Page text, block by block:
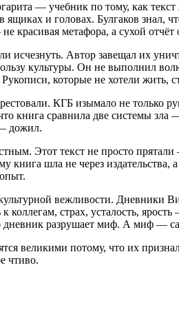
— учебник по тому, как
и головах. Булгаков знал,
метафора, а сухой
Автор завещал их
культуры. Он не выполнил
которые не хотели жить,
КГБ изымало не
книга сравнила две системы зла
дожил.
Этот текст не просто
шла не через
вежливости. Дневники
страх, усталость,
дневник разрушает миф. А миф —
великими потому, что их
чтиво.